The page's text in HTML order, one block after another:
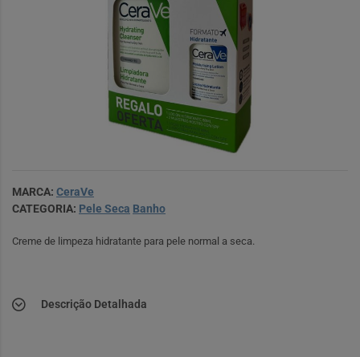
MARCA: CeraVe
CATEGORIA: Pele Seca Banho
Creme de limpeza hidratante para pele normal a seca.
Descrição Detalhada